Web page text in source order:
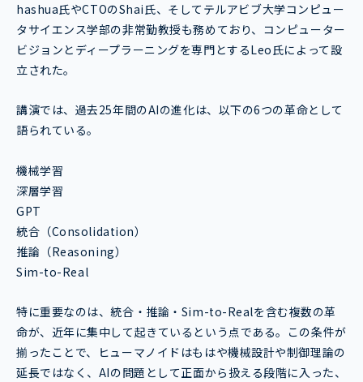
hashua氏やCTOのShai氏、そして テルアビブ大学コンピュー
タサイエンス学部の非常勤教授も務めており、コンピューター
ビジョンとディープラーニングを専門とするLeo氏によって設
立された。
講演では、過去25年間のAIの進化は、以下の6つの革命として
語られている。
機械学習
深層学習
GPT
統合（Consolidation）
推論（Reasoning）
Sim-to-Real
特に重要なのは、統合・推論・Sim-to-Realを含む複数の革
命が、近年に集中して起きているという点である。この条件が
揃ったことで、ヒューマノイドはもはや機械設計や制御理論の
延長ではなく、AIの問題として正面から扱える段階に入った、